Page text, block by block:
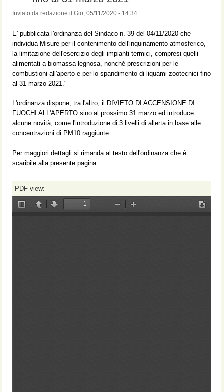
Inviato da redazione il Gio, 05/11/2020 - 14:34
E' pubblicata l'ordinanza del Sindaco n. 39 del 04/11/2020 che
individua Misure per il contenimento dell'inquinamento atmosferico,
la limitazione dell'esercizio degli impianti termici, compresi quelli
alimentati a biomassa legnosa, nonché prescrizioni per le
combustioni all'aperto e per lo spandimento di liquami zootecnici fino
al 31 marzo 2021."
L'ordinanza dispone, tra l'altro, il DIVIETO DI ACCENSIONE DI
FUOCHI ALL'APERTO sino al prossimo 31 marzo ed introduce
alcune novità, come l'introduzione di 3 livelli di allerta in base alle
concentrazioni di PM10 raggiunte.
Per maggiori dettagli si rimanda al testo dell'ordinanza che è
scaribile alla presente pagina.
PDF view: